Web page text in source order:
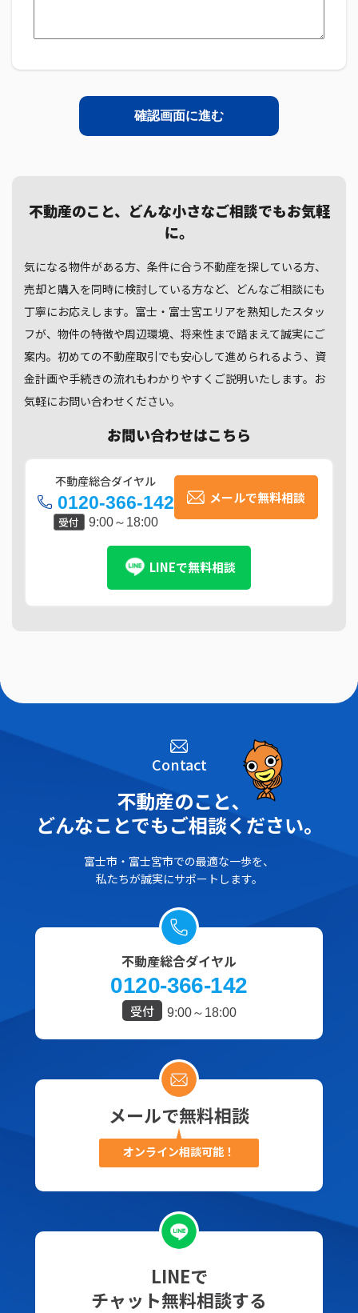
不動産のこと、どんな小さなご相談でもお気軽
に。
気になる物件がある方、条件に合う不動産を探している方、
売却と購入を同時に検討している方など、どんなご相談にも
丁寧にお応えします。富士・富士宮エリアを熟知したスタッ
フが、物件の特徴や周辺環境、将来性まで踏まえて誠実にご
案内。初めての不動産取引でも安心して進められるよう、資
金計画や手続きの流れもわかりやすくご説明いたします。お
気軽にお問い合わせください。
お問い合わせはこちら
不動産総合ダイヤル
0120-366-142
受付 9:00～18:00
メールで無料相談
LINEで無料相談
Contact
不動産のこと､
どんなことでもご相談ください。
富士市・富士宮市での最適な一歩を、
私たちが誠実にサポートします。
不動産総合ダイヤル
0120-366-142
受付 9:00～18:00
メールで無料相談
オンライン相談可能！
LINEで
チャット無料相談する